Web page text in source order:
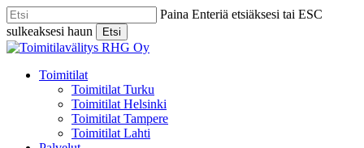
Skip
to
main
content
Paina Enteriä etsiäksesi tai ESC
sulkeaksesi haun
Etsi
Close
Menu
Toimitilat
Toimitilat Turku
Toimitilat Helsinki
Toimitilat Tampere
Toimitilat Lahti